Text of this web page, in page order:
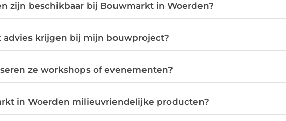
zijn beschikbaar bij Bouwmarkt in Woerden?
advies krijgen bij mijn bouwproject?
ze workshops of evenementen?
in Woerden milieuvriendelijke producten?